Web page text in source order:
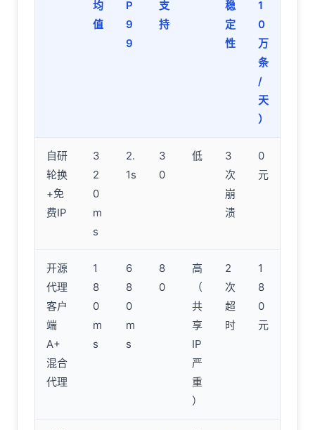
均
值
P
9
9
支
持
稳
定
性
1
0
万
条
/
天
）
自研
轮换
+免
费IP
3
2
0
m
s
2.
1s
3
0
低
3
次
崩
溃
0
元
开源
代理
客户
端
A+
混合
代理
1
8
0
m
s
6
8
0
m
s
8
0
高
（
共
享
IP
严
重
）
2
次
超
时
1
8
0
元